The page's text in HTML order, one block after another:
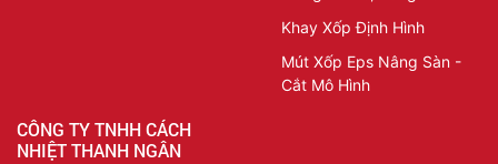
Khay Xốp Định Hình
Mút Xốp Eps Nâng Sàn -
Cắt Mô Hình
CÔNG TY TNHH CÁCH
NHIỆT THANH NGÂN